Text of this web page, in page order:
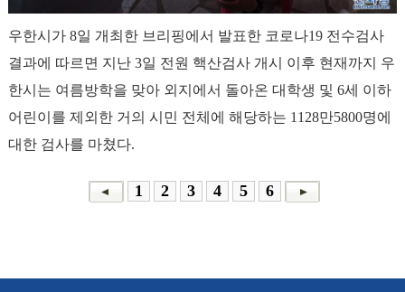
우한시가 8일 개최한 브리핑에서 발표한 코로나19 전수검사
결과에 따르면 지난 3일 전원 핵산검사 개시 이후 현재까지 우
한시는 여름방학을 맞아 외지에서 돌아온 대학생 및 6세 이하
어린이를 제외한 거의 시민 전체에 해당하는 1128만5800명에
대한 검사를 마쳤다.
1 2 3 4 5 6